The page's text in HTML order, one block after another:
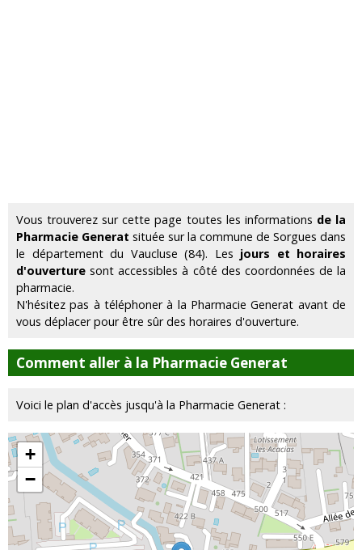
Vous trouverez sur cette page toutes les informations de la
Pharmacie Generat située sur la commune de Sorgues dans
le département du Vaucluse (84). Les jours et horaires
d'ouverture sont accessibles à côté des coordonnées de la
pharmacie.
N'hésitez pas à téléphoner à la Pharmacie Generat avant de
vous déplacer pour être sûr des horaires d'ouverture.
Comment aller à la Pharmacie Generat
Voici le plan d'accès jusqu'à la Pharmacie Generat :
+
−